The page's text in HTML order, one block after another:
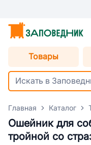
Товары
Главная Каталог
Ошейник для
тройной со